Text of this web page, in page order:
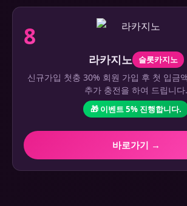
8
라카지노 슬롯카지노
신규가입 첫충 30% 회원 가입 후 첫 입금
추가 충전을 하여 드립니다.
🎁 이벤트 5% 진행합니다.
바로가기 →